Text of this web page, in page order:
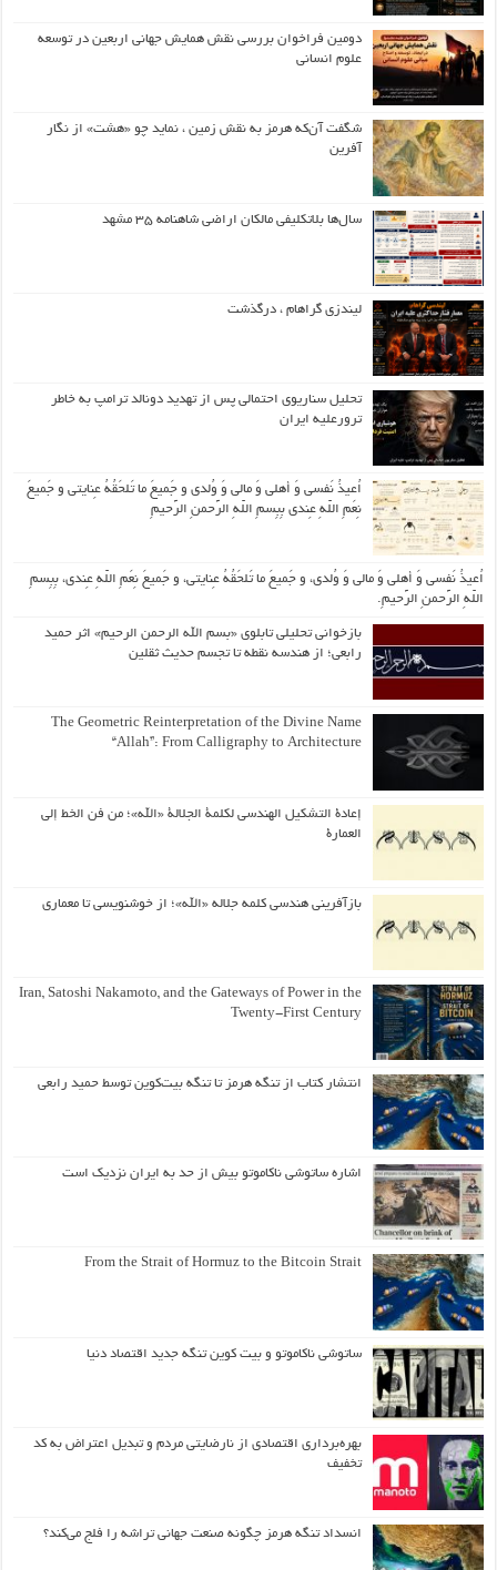
دومین فراخوان بررسی نقش همایش جهانی اربعین در توسعه
علوم انسانی
شگفت آن‌که هرمز به نقش زمین ، نماید چو «هشت» از نگار
آفرین
سال‌ها بلاتکلیفی مالکان اراضی شاهنامه ۳۵ مشهد
لیندزی گراهام ، درگذشت
تحلیل سناریوی احتمالی پس از تهدید دونالد ترامپ به خاطر
ترورعلیه ایران
اُعیذُ نَفسی وَ أهلی وَ مالی وَ وُلدی و جَمیعَ ما تَلحَقُهُ عِنایتی و جَمیعَ
نِعَمِ اللّهِ عِندی بِبِسمِ اللّهِ الرَّحمنِ الرَّحیمِ
اُعیذُ نَفسی وَ أهلی وَ مالی وَ وُلدی، و جَمیعَ ما تَلحَقُهُ عِنایتی، و جَمیعَ نِعَمِ اللّهِ عِندی، بِبِسمِ
اللّهِ الرَّحمنِ الرَّحیمِ.
بازخوانی تحلیلی تابلوی «بسم الله الرحمن الرحیم» اثر حمید
رابعی؛ از هندسه نقطه تا تجسم حدیث ثقلین
The Geometric Reinterpretation of the Divine Name
“Allah”: From Calligraphy to Architecture
إعادة التشكيل الهندسي لكلمة الجلالة «الله»؛ من فن الخط إلى
العمارة
بازآفرینی هندسی کلمه جلاله «الله»؛ از خوشنویسی تا معماری
Iran, Satoshi Nakamoto, and the Gateways of Power in the
Twenty-First Century
انتشار کتاب از تنگه هرمز تا تنگه بیت‌کوین توسط حمید رابعی
اشاره ساتوشی ناکاموتو بیش از حد به ایران نزدیک است
From the Strait of Hormuz to the Bitcoin Strait
ساتوشی ناکاموتو و بیت کوین تنگه جدید اقتصاد دنیا
بهره‌برداری اقتصادی از نارضایتی مردم و تبدیل اعتراض به کد
تخفیف
انسداد تنگه هرمز چگونه صنعت جهانی تراشه را فلج می‌کند؟